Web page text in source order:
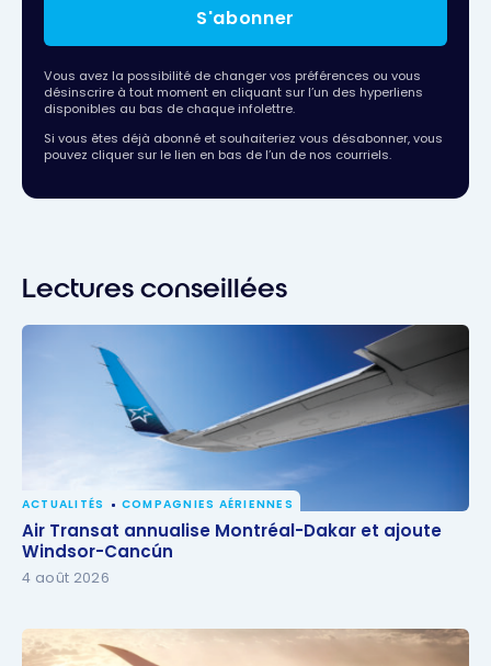
S'abonner
Vous avez la possibilité de changer vos préférences ou vous
désinscrire à tout moment en cliquant sur l’un des hyperliens
disponibles au bas de chaque infolettre.
Si vous êtes déjà abonné et souhaiteriez vous désabonner, vous
pouvez cliquer sur le lien en bas de l’un de nos courriels.
Lectures conseillées
Air Transat annualise Montréal-Dakar et ajoute
Windsor-Cancún
ACTUALITÉS COMPAGNIES AÉRIENNES
Air Transat annualise Montréal-Dakar et ajoute
Windsor-Cancún
4 août 2026